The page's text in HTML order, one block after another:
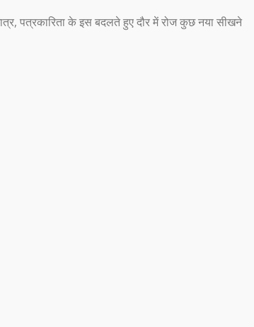
पत्रकारिता के इस बदलते हुए दौर में रोज कुछ नया सीखने